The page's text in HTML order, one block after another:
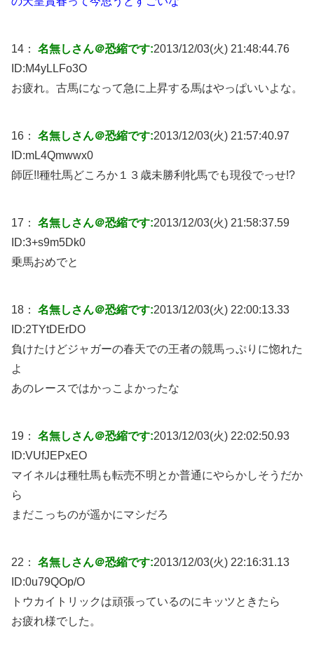
14： 名無しさん＠恐縮です:2013/12/03(火) 21:48:44.76
ID:M4yLLFo3O
お疲れ。古馬になって急に上昇する馬はやっぱいいよな。
16： 名無しさん＠恐縮です:2013/12/03(火) 21:57:40.97
ID:mL4Qmwwx0
師匠!!種牡馬どころか１３歳未勝利牝馬でも現役でっせ!?
17： 名無しさん＠恐縮です:2013/12/03(火) 21:58:37.59
ID:3+s9m5Dk0
乗馬おめでと
18： 名無しさん＠恐縮です:2013/12/03(火) 22:00:13.33
ID:2TYtDErDO
負けたけどジャガーの春天での王者の競馬っぷりに惚れた
よ
あのレースではかっこよかったな
19： 名無しさん＠恐縮です:2013/12/03(火) 22:02:50.93
ID:VUfJEPxEO
マイネルは種牡馬も転売不明とか普通にやらかしそうだか
ら
まだこっちのが遥かにマシだろ
22： 名無しさん＠恐縮です:2013/12/03(火) 22:16:31.13
ID:0u79QOp/O
トウカイトリックは頑張っているのにキッツときたら
お疲れ様でした。